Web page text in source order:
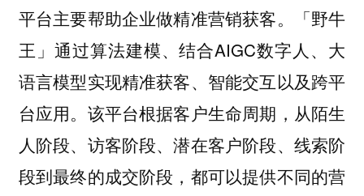
平台主要帮助企业做精准营销获客。「野牛
王」通过算法建模、结合AIGC数字人、大
语言模型实现精准获客、智能交互以及跨平
台应用。该平台根据客户生命周期，从陌生
人阶段、访客阶段、潜在客户阶段、线索阶
段到最终的成交阶段，都可以提供不同的营